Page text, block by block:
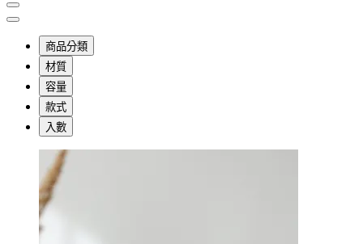
商品分類
材質
容量
款式
入數